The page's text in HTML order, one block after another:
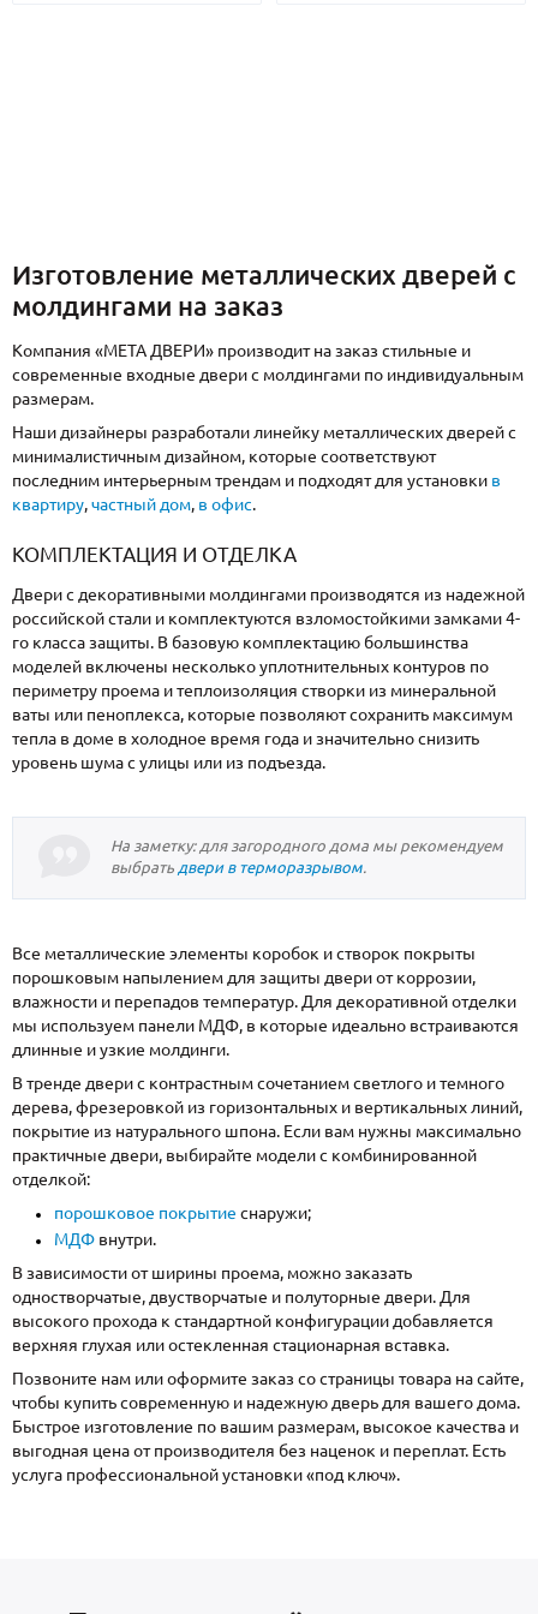
Изготовление металлических дверей с
молдингами на заказ
Компания «МЕТА ДВЕРИ» производит на заказ стильные и
современные входные двери с молдингами по индивидуальным
размерам.
Наши дизайнеры разработали линейку металлических дверей с
минималистичным дизайном, которые соответствуют
последним интерьерным трендам и подходят для установки в
квартиру,частный дом, в офис.
КОМПЛЕКТАЦИЯ И ОТДЕЛКА
Двери с декоративными молдингами производятся из надежной
российской стали и комплектуются взломостойкими замками 4-
го класса защиты. В базовую комплектацию большинства
моделей включены несколько уплотнительных контуров по
периметру проема и теплоизоляция створки из минеральной
ваты или пеноплекса, которые позволяют сохранить максимум
тепла в доме в холодное время года и значительно снизить
уровень шума с улицы или из подъезда.
На заметку: для загородного дома мы рекомендуем
выбрать двери в терморазрывом.
Все металлические элементы коробок и створок покрыты
порошковым напылением для защиты двери от коррозии,
влажности и перепадов температур. Для декоративной отделки
мы используем панели МДФ, в которые идеально встраиваются
длинные и узкие молдинги.
В тренде двери с контрастным сочетанием светлого и темного
дерева, фрезеровкой из горизонтальных и вертикальных линий,
покрытие из натурального шпона. Если вам нужны максимально
практичные двери, выбирайте модели с комбинированной
отделкой:
порошковое покрытие снаружи;
МДФ внутри.
В зависимости от ширины проема, можно заказать
одностворчатые, двустворчатые и полуторные двери. Для
высокого прохода к стандартной конфигурации добавляется
верхняя глухая или остекленная стационарная вставка.
Позвоните нам или оформите заказ со страницы товара на сайте,
чтобы купить современную и надежную дверь для вашего дома.
Быстрое изготовление по вашим размерам, высокое качества и
выгодная цена от производителя без наценок и переплат. Есть
услуга профессиональной установки «под ключ».